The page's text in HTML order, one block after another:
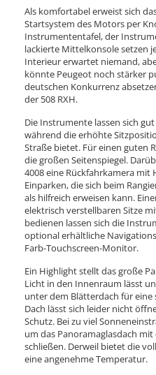
Als komfortabel erweist sich
Startsystem des Motors per
Instrumententafel, der
lackierte Mittelkonsole setzen
Interieur erwartet niemand,
könnte Peugeot noch stärker
deutschen Konkurrenz
der 508 RXH.
Die Instrumente lassen sich
während die erhöhte
Straße bietet. Für einen guten
die großen Seitenspiegel.
4008 eine Rückfahrkamera mit
Einparken, die sich beim
als hilfreich erweisen kann.
elektrisch verstellbaren Sitze
bedienen lassen sich die
optional erhältliche
Farb-Touchscreen-Monitor.
Ein Highlight stellt das große
Licht in den Innenraum lässt
unter dem Blätterdach für eine
Dach lässt sich leider nicht
Schutz. Bei zu viel
um das Panoramaglasdach
schließen. Derweil bietet die
eine angenehme Temperatur.